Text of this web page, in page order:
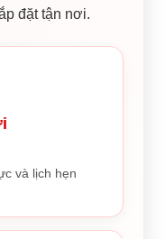
đặt tận nơi.
và lịch hẹn